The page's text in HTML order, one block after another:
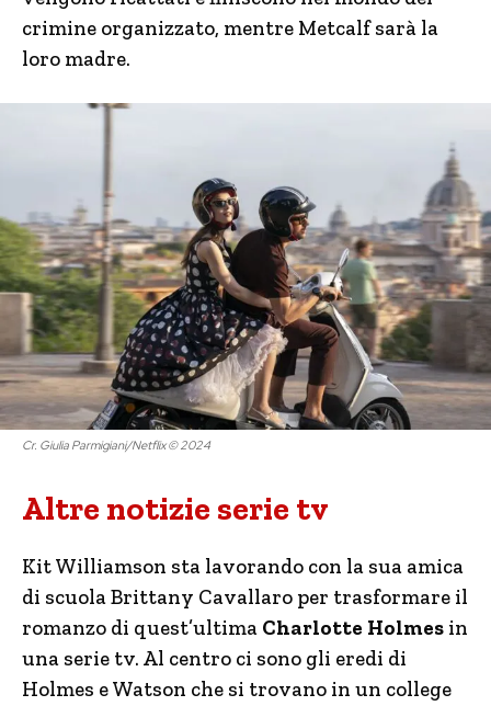
crimine organizzato, mentre Metcalf sarà la
loro madre.
Cr. Giulia Parmigiani/Netflix © 2024
Altre notizie serie tv
Kit Williamson sta lavorando con la sua amica
di scuola Brittany Cavallaro per trasformare il
romanzo di quest’ultima Charlotte Holmes in
una serie tv. Al centro ci sono gli eredi di
Holmes e Watson che si trovano in un college